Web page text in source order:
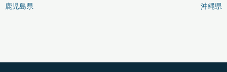
鹿児島県
沖縄県